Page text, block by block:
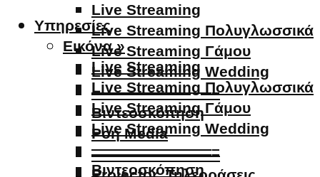
Live Streaming
Live Streaming Πολυγλωσσικά
Live Streaming Γάμου
Live Streaming Wedding
————————–
Βιντεοσκόπηση
Ροή Media
————————–
Υπηρεσίες
Εικόνα »
Live Streaming
Live Streaming Πολυγλωσσικά
Live Streaming Γάμου
Live Streaming Wedding
————————–
Βιντεοσκόπηση